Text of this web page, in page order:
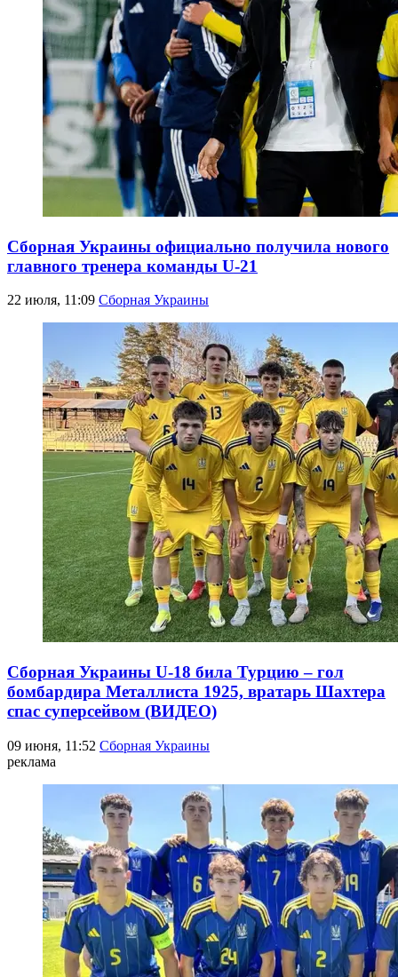
Сборная Украины официально получила нового
главного тренера команды U-21
22 июля, 11:09 Сборная Украины
Сборная Украины U-18 била Турцию – гол
бомбардира Металлиста 1925, вратарь Шахтера
спас суперсейвом (ВИДЕО)
09 июня, 11:52 Сборная Украины
реклама